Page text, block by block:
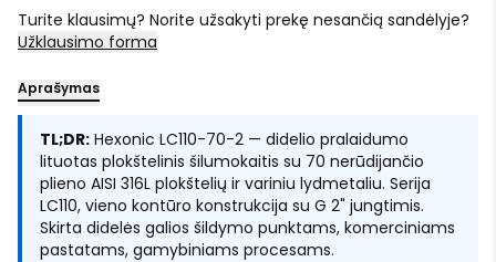
Turite klausimų? Norite užsakyti prekę nesančią sandėlyje?
Užklausimo forma
Aprašymas
TL;DR: Hexonic LC110-70-2 — didelio pralaidumo
lituotas plokštelinis šilumokaitis su 70 nerūdijančio
plieno AISI 316L plokštelių ir variniu lydmetaliu. Serija
LC110, vieno kontūro konstrukcija su G 2" jungtimis.
Skirta didelės galios šildymo punktams, komerciniams
pastatams, gamybiniams procesams.